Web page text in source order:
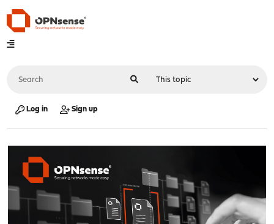
Log in Sign up